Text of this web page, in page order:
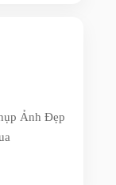
Ảnh Đẹp